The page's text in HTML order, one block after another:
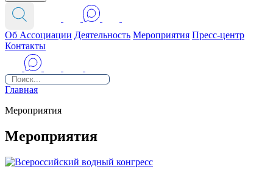
Об Ассоциации Деятельность Мероприятия Пресс-центр
Контакты
Главная
Мероприятия
Мероприятия